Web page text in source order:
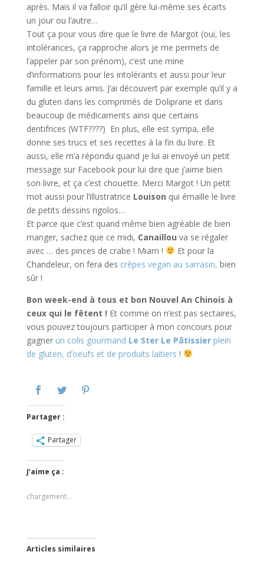
après. Mais il va falloir qu’il gère lui-même ses écarts
un jour ou l’autre…
Tout ça pour vous dire que le livre de Margot (oui, les
intolérances, ça rapproche alors je me permets de
l’appeler par son prénom), c’est une mine
d’informations pour les intolérants et aussi pour leur
famille et leurs amis. J’ai découvert par exemple qu’il y a
du gluten dans les comprimés de Doliprane et dans
beaucoup de médicaments ainsi que certains
dentifrices (WTF????) En plus, elle est sympa, elle
donne ses trucs et ses recettes à la fin du livre. Et
aussi, elle m’a répondu quand je lui ai envoyé un petit
message sur Facebook pour lui dire que j’aime bien
son livre, et ça c’est chouette. Merci Margot ! Un petit
mot aussi pour l’illustratrice Louison qui émaille le livre
de petits dessins rigolos…
Et parce que c’est quand même bien agréable de bien
manger, sachez que ce midi, Canaillou va se régaler
avec … des pinces de crabe ! Miam !
Et pour la
Chandeleur, on fera des crêpes vegan au sarrasin, bien
sûr !
Bon week-end à tous et bon Nouvel An Chinois à
ceux qui le fêtent ! Et comme on n’est pas sectaires,
vous pouvez toujours participer à mon concours pour
gagnerun colis gourmand Le Ster Le Pâtissierplein
de gluten, d’oeufs et de produits laitiers !
Partager :
Partager
J’aime ça :
chargement…
Articles similaires